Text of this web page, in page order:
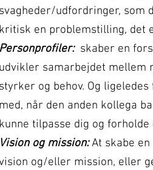
udfordringer, som
en problemstilling, det
skaber en
samarbejdet mellem
og behov. Og
når den anden kollega
tilpasse dig og
og mission:At skabe en
og/eller mission, eller